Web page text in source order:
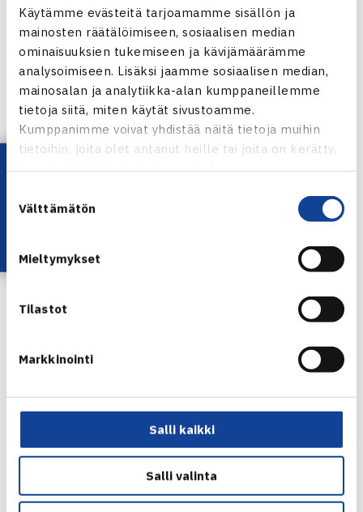
Käytämme evästeitä tarjoamamme sisällön ja
mainosten räätälöimiseen, sosiaalisen median
ominaisuuksien tukemiseen ja kävijämäärämme
analysoimiseen. Lisäksi jaamme sosiaalisen median,
mainosalan ja analytiikka-alan kumppaneillemme
tietoja siitä, miten käytät sivustoamme.
Kumppanimme voivat yhdistää näitä tietoja muihin
tietoihin, joita olet antanut heille tai joita on kerätty,
kun olet käyttänyt heidän palvelujaan.
valinta
Välttämätön
Mieltymykset
Tilastot
Markkinointi
Salli kaikki
Salli valinta
kerro totuutta hänen taidoistaan, sillä
pelatessaanFernando Verdasconkanssa Marrero kuului
maailman parhaimpiin, Kontinen sanoo.
Hän ei ole vielä varma osallistumisestaan sekanelinpeliin.
Slamiinsa
seurakaverinsa, 17-vuotias
debytoi viikon
mukana ja pääsen katsomaan hänen matsejaan. Muistan
Melbournessa, Kontinen sanoo.
Ruusuvuori eteni tänään Australian Traralgonissa
pelattavassa ITF:n 1. kategorian juniorikilpailussa 16
Lataa OmaTennis!